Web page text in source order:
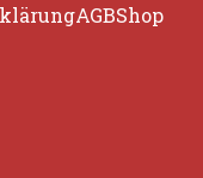
AGBShop